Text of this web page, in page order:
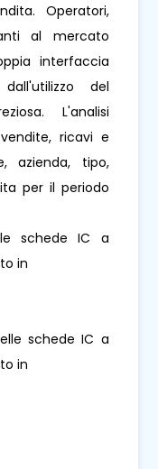
Operatori,
al mercato
interfaccia
del
L'analisi
ricavi e
azienda, tipo,
per il periodo
schede IC a
in
schede IC a
in